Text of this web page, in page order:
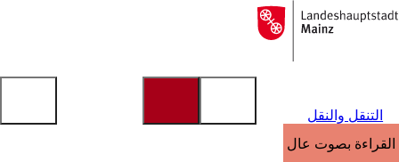
الانتقال إلى المحتوى
إلى
الصفحة
التنقل والنقل
القراءة بصوت عالٍ